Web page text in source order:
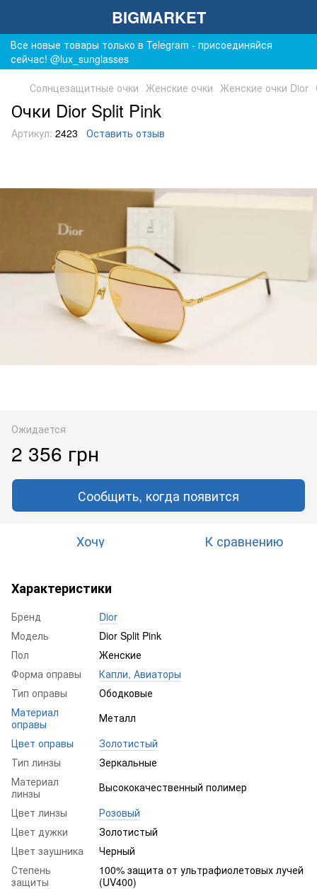
BIGMARKET
Все новые товары только в Telegram - присоединяйся
сейчас! @lux_sunglasses
Солнцезащитные очки Женские очки Женские очки Dior
Очки Dior Split Pink
Артикул: 2423 Оставить отзыв
Ожидается
2 356 грн
Сообщить, когда появится
Хочу К сравнению
Характеристики
Бренд
Dior
Модель
Dior Split Pink
Пол
Женские
Форма оправы
Капли, Авиаторы
Тип оправы
Ободковые
Материал
оправы
Металл
Цвет оправы
Золотистый
Тип линзы
Зеркальные
Материал
линзы
Высококачественный полимер
Цвет линзы
Розовый
Цвет дужки
Золотистый
Цвет заушника
Черный
Степень
защиты
100% защита от ультрафиолетовых лучей
(UV400)